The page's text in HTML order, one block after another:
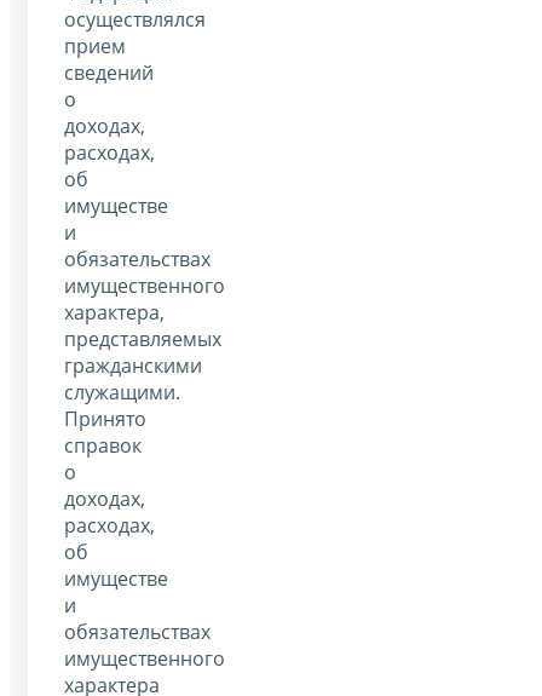
осуществлялся
прием
сведений
о
доходах,
расходах,
об
имуществе
и
обязательствах
имущественного
характера,
представляемых
гражданскими
служащими.
Принято
справок
о
доходах,
расходах,
об
имуществе
и
обязательствах
имущественного
характера